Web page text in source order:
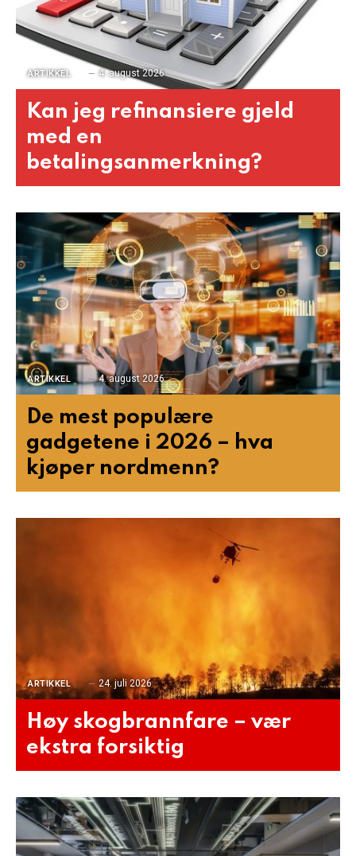
ARTIKKEL 4. august 2026
Kan jeg refinansiere gjeld
med en
betalingsanmerkning?
ARTIKKEL 4. august 2026
De mest populære
gadgetene i 2026 – hva
kjøper nordmenn?
ARTIKKEL 24. juli 2026
Høy skogbrannfare – vær
ekstra forsiktig